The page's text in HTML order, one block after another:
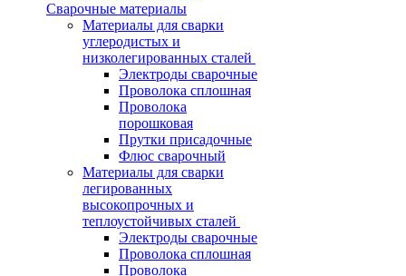
Сварочные материалы
Материалы для сварки
углеродистых и
низколегированных сталей
Электроды сварочные
Проволока сплошная
Проволока
порошковая
Прутки присадочные
Флюс сварочный
Материалы для сварки
легированных
высокопрочных и
теплоустойчивых сталей
Электроды сварочные
Проволока сплошная
Проволока